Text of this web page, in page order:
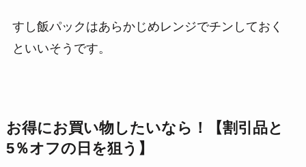
すし飯パックはあらかじめレンジでチンしておく
といいそうです。
お得にお買い物したいなら！【割引品と
5％オフの日を狙う】